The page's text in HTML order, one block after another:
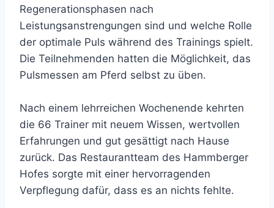
Regenerationsphasen nach
Leistungsanstrengungen sind und welche Rolle
der optimale Puls während des Trainings spielt.
Die Teilnehmenden hatten die Möglichkeit, das
Pulsmessen am Pferd selbst zu üben.
Nach einem lehrreichen Wochenende kehrten
die 66 Trainer mit neuem Wissen, wertvollen
Erfahrungen und gut gesättigt nach Hause
zurück. Das Restaurantteam des Hammberger
Hofes sorgte mit einer hervorragenden
Verpflegung dafür, dass es an nichts fehlte.